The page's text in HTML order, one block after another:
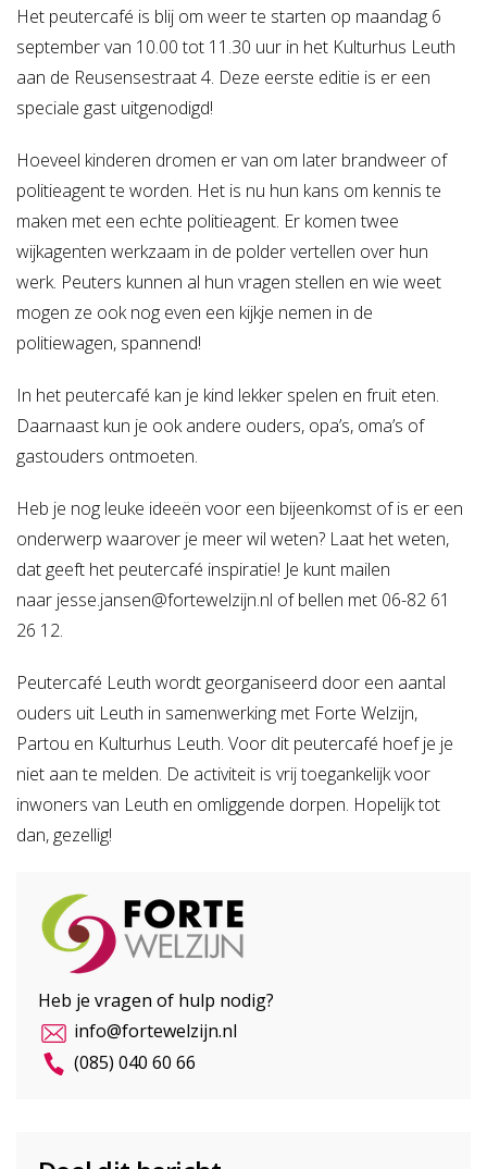
Het peutercafé is blij om weer te starten op maandag 6
september van 10.00 tot 11.30 uur in het Kulturhus Leuth
aan de Reusensestraat 4. Deze eerste editie is er een
speciale gast uitgenodigd!
Hoeveel kinderen dromen er van om later brandweer of
politieagent te worden. Het is nu hun kans om kennis te
maken met een echte politieagent. Er komen twee
wijkagenten werkzaam in de polder vertellen over hun
werk. Peuters kunnen al hun vragen stellen en wie weet
mogen ze ook nog even een kijkje nemen in de
politiewagen, spannend!
In het peutercafé kan je kind lekker spelen en fruit eten.
Daarnaast kun je ook andere ouders, opa’s, oma’s of
gastouders ontmoeten.
Heb je nog leuke ideeën voor een bijeenkomst of is er een
onderwerp waarover je meer wil weten? Laat het weten,
dat geeft het peutercafé inspiratie! Je kunt mailen
naar jesse.jansen@fortewelzijn.nl of bellen met 06-82 61
26 12.
Peutercafé Leuth wordt georganiseerd door een aantal
ouders uit Leuth in samenwerking met Forte Welzijn,
Partou en Kulturhus Leuth. Voor dit peutercafé hoef je je
niet aan te melden. De activiteit is vrij toegankelijk voor
inwoners van Leuth en omliggende dorpen. Hopelijk tot
dan, gezellig!
Heb je vragen of hulp nodig?
info@fortewelzijn.nl
(085) 040 60 66